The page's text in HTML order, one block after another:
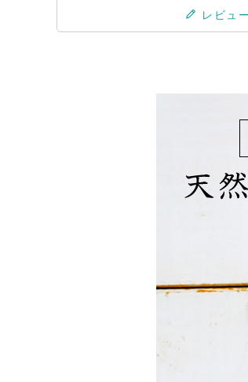
レビュ